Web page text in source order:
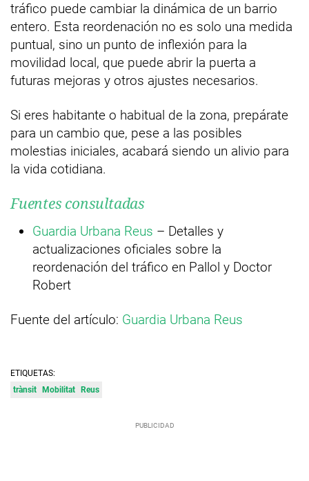
tráfico puede cambiar la dinámica de un barrio
entero. Esta reordenación no es solo una medida
puntual, sino un punto de inflexión para la
movilidad local, que puede abrir la puerta a
futuras mejoras y otros ajustes necesarios.
Si eres habitante o habitual de la zona, prepárate
para un cambio que, pese a las posibles
molestias iniciales, acabará siendo un alivio para
la vida cotidiana.
Fuentes consultadas
Guardia Urbana Reus – Detalles y
actualizaciones oficiales sobre la
reordenación del tráfico en Pallol y Doctor
Robert
Fuente del artículo: Guardia Urbana Reus
ETIQUETAS:
trànsit
Mobilitat Reus